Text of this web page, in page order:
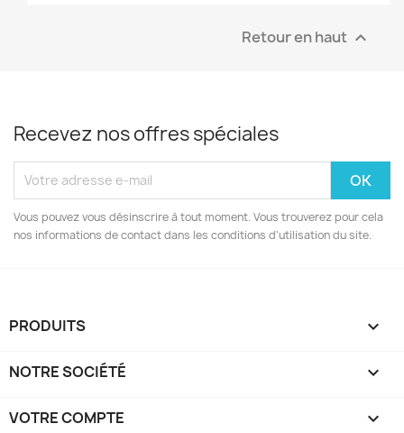
Retour en haut 
Recevez nos offres spéciales
Vous pouvez vous désinscrire à tout moment. Vous trouverez pour cela
nos informations de contact dans les conditions d'utilisation du site.
PRODUITS 
NOTRE SOCIÉTÉ 
VOTRE COMPTE 